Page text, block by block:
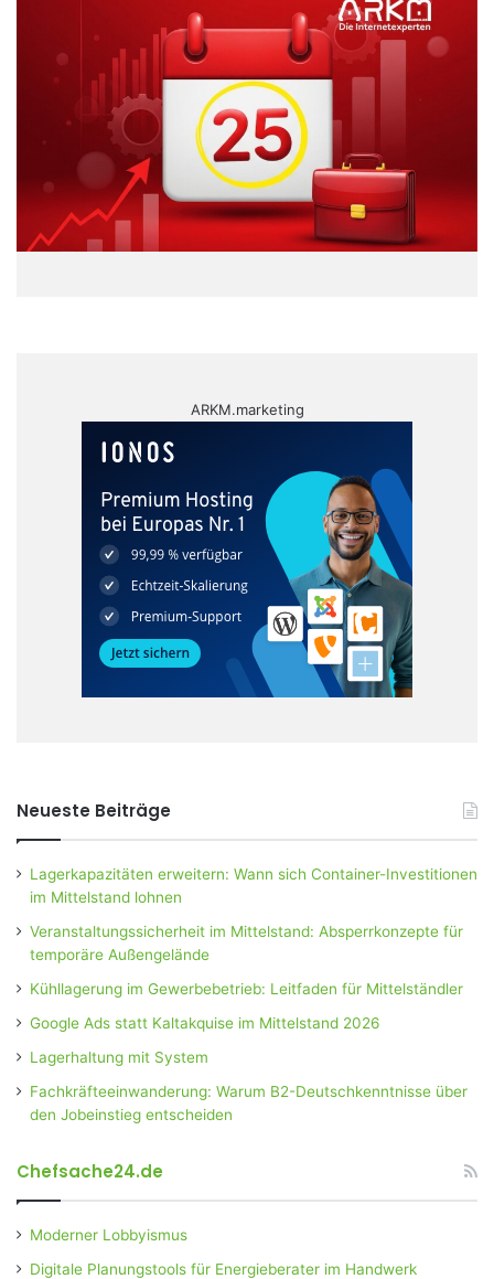
ARKM.marketing
Neueste Beiträge
Lagerkapazitäten erweitern: Wann sich Container-Investitionen
im Mittelstand lohnen
Veranstaltungssicherheit im Mittelstand: Absperrkonzepte für
temporäre Außengelände
Kühllagerung im Gewerbebetrieb: Leitfaden für Mittelständler
Google Ads statt Kaltakquise im Mittelstand 2026
Lagerhaltung mit System
Fachkräfteeinwanderung: Warum B2-Deutschkenntnisse über
den Jobeinstieg entscheiden
Chefsache24.de
Moderner Lobbyismus
Digitale Planungstools für Energieberater im Handwerk